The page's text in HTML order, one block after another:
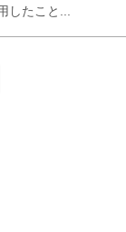
たこと...